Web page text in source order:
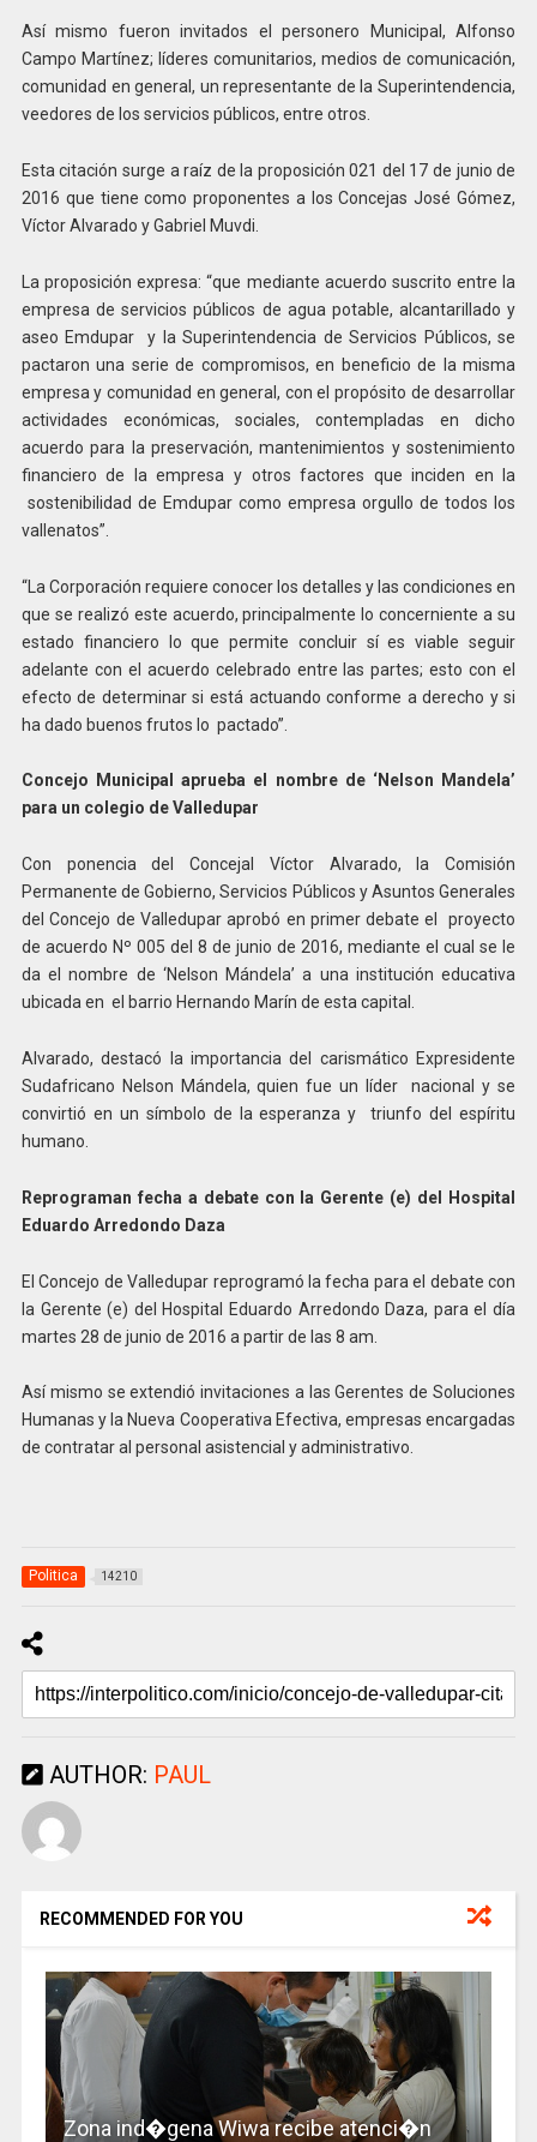
Así mismo fueron invitados el personero Municipal, Alfonso
Campo Martínez; líderes comunitarios, medios de comunicación,
comunidad en general, un representante de la Superintendencia,
veedores de los servicios públicos, entre otros.
Esta citación surge a raíz de la proposición 021 del 17 de junio de
2016 que tiene como proponentes a los Concejas José Gómez,
Víctor Alvarado y Gabriel Muvdi.
La proposición expresa: “que mediante acuerdo suscrito entre la
empresa de servicios públicos de agua potable, alcantarillado y
aseo Emdupar y la Superintendencia de Servicios Públicos, se
pactaron una serie de compromisos, en beneficio de la misma
empresa y comunidad en general, con el propósito de desarrollar
actividades económicas, sociales, contempladas en dicho
acuerdo para la preservación, mantenimientos y sostenimiento
financiero de la empresa y otros factores que inciden en la
sostenibilidad de Emdupar como empresa orgullo de todos los
vallenatos”.
“La Corporación requiere conocer los detalles y las condiciones en
que se realizó este acuerdo, principalmente lo concerniente a su
estado financiero lo que permite concluir sí es viable seguir
adelante con el acuerdo celebrado entre las partes; esto con el
efecto de determinar si está actuando conforme a derecho y si
ha dado buenos frutos lo pactado”.
Concejo Municipal aprueba el nombre de ‘Nelson Mandela’
para un colegio de Valledupar
Con ponencia del Concejal Víctor Alvarado, la Comisión
Permanente de Gobierno, Servicios Públicos y Asuntos Generales
del Concejo de Valledupar aprobó en primer debate el proyecto
de acuerdo Nº 005 del 8 de junio de 2016, mediante el cual se le
da el nombre de ‘Nelson Mándela’ a una institución educativa
ubicada en el barrio Hernando Marín de esta capital.
Alvarado, destacó la importancia del carismático Expresidente
Sudafricano Nelson Mándela, quien fue un líder nacional y se
convirtió en un símbolo de la esperanza y triunfo del espíritu
humano.
Reprograman fecha a debate con la Gerente (e) del Hospital
Eduardo Arredondo Daza
El Concejo de Valledupar reprogramó la fecha para el debate con
la Gerente (e) del Hospital Eduardo Arredondo Daza, para el día
martes 28 de junio de 2016 a partir de las 8 am.
Así mismo se extendió invitaciones a las Gerentes de Soluciones
Humanas y la Nueva Cooperativa Efectiva, empresas encargadas
de contratar al personal asistencial y administrativo.
Politica 14210
AUTHOR: PAUL
RECOMMENDED FOR YOU
Zona ind�gena Wiwa recibe atenci�n